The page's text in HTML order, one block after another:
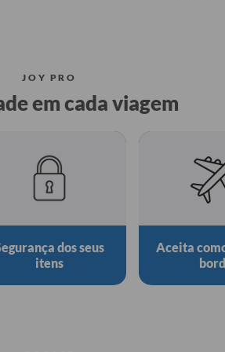
JOY PRO
em cada viagem
dos seus
itens
Aceita